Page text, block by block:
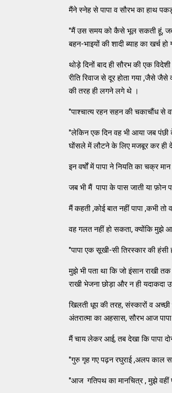
मैंने स्नेह से पापा व सौरभ का हाथ
"मैं उस समय को कैसे भूल सकती हूं, जब
बहन-भाइयों की शादी ब्याह का खर्च
थोड़े दिनों बाद ही सौरभ की एक
रीति रिवाज से दूर होता गया ,जैसे
की तरह ही लगने लगे थे ।
"पाश्चात्य रहन सहन की चकाचौंध से
"लेकिन एक दिन वह भी आया जब
घोंसले में लौटने के लिए मजबूर कर ही
इन वर्षों में पापा ने नियति का चक्र
जब भी मैं पापा के पास जाती या फ़ोन
मैं कहती ,कोई बात नहीं पापा ,कभी तो
वह गलत नहीं हो सकता, क्योंकि मुझे
"पापा एक सूखी-सी तिरस्कार की
मुझे भी पता था कि जो इंसान राखी
राखी भेजना छोड़ा और न ही यदाकदा
खिलती धूप की तरह, संस्कारों व
अंतरात्मा का अहसास, सौरभ आज
मैं चाय लेकर आई, तब देखा कि पापा
"गुरु गृह गए पढ़न रघुराई ,अलप काल
"आज गतिपथ का मानचित्र , मुझे वहीं